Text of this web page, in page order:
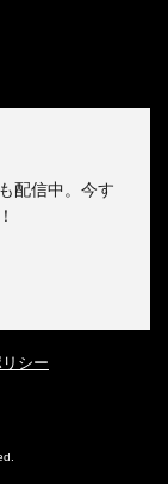
配信中。今す
シー